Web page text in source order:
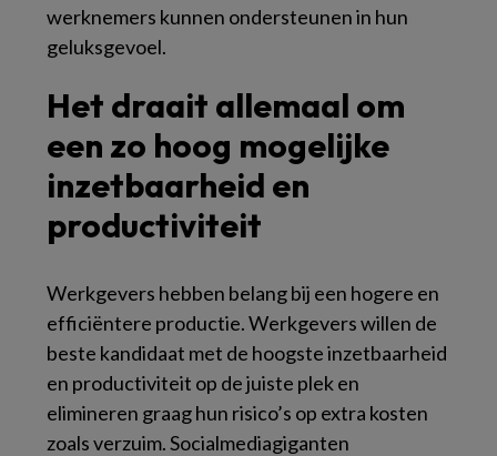
werknemers kunnen ondersteunen in hun
geluksgevoel.
Het draait allemaal om
een zo hoog mogelijke
inzetbaarheid en
productiviteit
Werkgevers hebben belang bij een hogere en
efficiëntere productie. Werkgevers willen de
beste kandidaat met de hoogste inzetbaarheid
en productiviteit op de juiste plek en
elimineren graag hun risico’s op extra kosten
zoals verzuim. Socialmediagiganten